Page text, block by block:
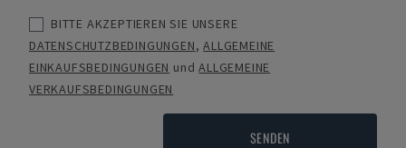
BITTE AKZEPTIEREN SIE UNSERE
DATENSCHUTZBEDINGUNGEN,ALLGEMEINE
EINKAUFSBEDINGUNGEN undALLGEMEINE
VERKAUFSBEDINGUNGEN
SENDEN